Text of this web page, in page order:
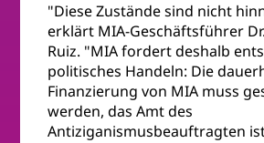
"Diese Zustände sind nicht
erklärt MIA-Geschäftsführer
Ruiz. "MIA fordert deshalb
politisches Handeln: Die
Finanzierung von MIA muss
werden, das Amt des
Antiziganismusbeauftragten